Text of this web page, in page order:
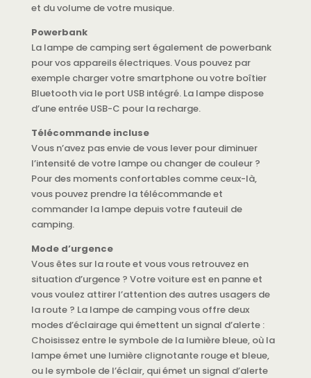
et du volume de votre musique.
Powerbank
La lampe de camping sert également de powerbank
pour vos appareils électriques. Vous pouvez par
exemple charger votre smartphone ou votre boîtier
Bluetooth via le port USB intégré. La lampe dispose
d’une entrée USB-C pour la recharge.
Télécommande incluse
Vous n’avez pas envie de vous lever pour diminuer
l’intensité de votre lampe ou changer de couleur ?
Pour des moments confortables comme ceux-là,
vous pouvez prendre la télécommande et
commander la lampe depuis votre fauteuil de
camping.
Mode d’urgence
Vous êtes sur la route et vous vous retrouvez en
situation d’urgence ? Votre voiture est en panne et
vous voulez attirer l’attention des autres usagers de
la route ? La lampe de camping vous offre deux
modes d’éclairage qui émettent un signal d’alerte :
Choisissez entre le symbole de la lumière bleue, où la
lampe émet une lumière clignotante rouge et bleue,
ou le symbole de l’éclair, qui émet un signal d’alerte